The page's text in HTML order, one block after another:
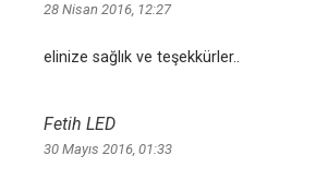
28 Nisan 2016, 12:27
elinize sağlık ve teşekkürler..
Fetih LED
30 Mayıs 2016, 01:33